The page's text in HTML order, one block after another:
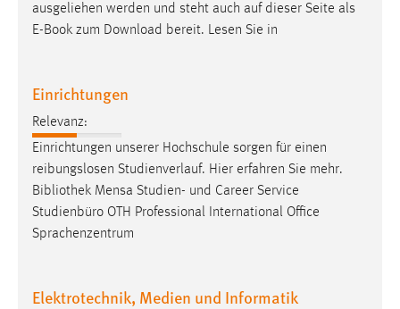
ausgeliehen werden und steht auch auf dieser Seite als
E-Book zum Download bereit. Lesen Sie in
Einrichtungen
Relevanz:
Einrichtungen unserer Hochschule sorgen für einen
reibungslosen Studienverlauf. Hier erfahren Sie mehr.
Bibliothek Mensa Studien- und Career Service
Studienbüro OTH Professional International Office
Sprachenzentrum
Elektrotechnik, Medien und Informatik